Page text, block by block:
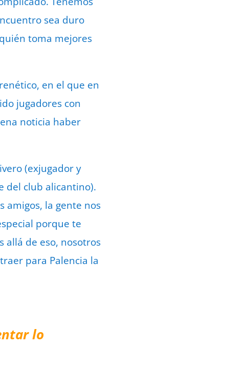
sea duro
toma mejores
en el que en
jugadores con
noticia haber
(exjugador y
del club alicantino).
amigos, la gente nos
porque te
allá de eso, nosotros
para Palencia la
lo